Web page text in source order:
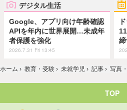
デジタル生活
Google、アプリ向け年齢確認
APIを年内に世界展開…未成年
者保護を強化
2026.7.31 Fri 13:45
ホーム › 教育・受験 › 未就学児 › 記事 › 写真
TOP